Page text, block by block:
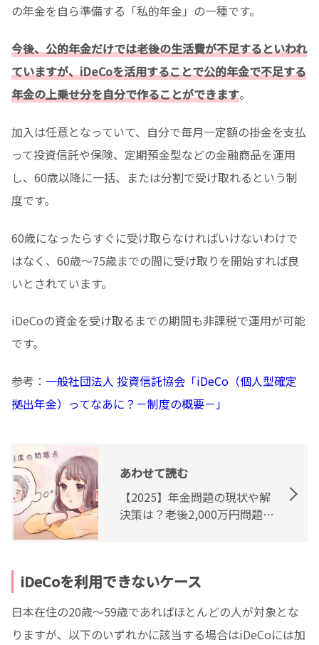
の年金を自ら準備する「私的年金」の一種です。
今後、公的年金だけでは老後の生活費が不足するといわれ
ていますが、iDeCoを活用することで公的年金で不足する
年金の上乗せ分を自分で作ることができます。
加入は任意となっていて、自分で毎月一定額の掛金を支払
って投資信託や保険、定期預金型などの金融商品を運用
し、60歳以降に一括、または分割で受け取れるという制
度です。
60歳になったらすぐに受け取らなければいけないわけで
はなく、60歳〜75歳までの間に受け取りを開始すれば良
いとされています。
iDeCoの資金を受け取るまでの期間も非課税で運用が可能
です。
参考： 一般社団法人 投資信託協会「iDeCo（個人型確定
拠出年金）ってなあに？－制度の概要－」
あわせて読む
【2025】年金問題の現状や解
決策は？老後2,000万円問題に
iDeCoを利用できないケース
日本在住の20歳〜59歳であればほとんどの人が対象とな
りますが、以下のいずれかに該当する場合はiDeCoには加